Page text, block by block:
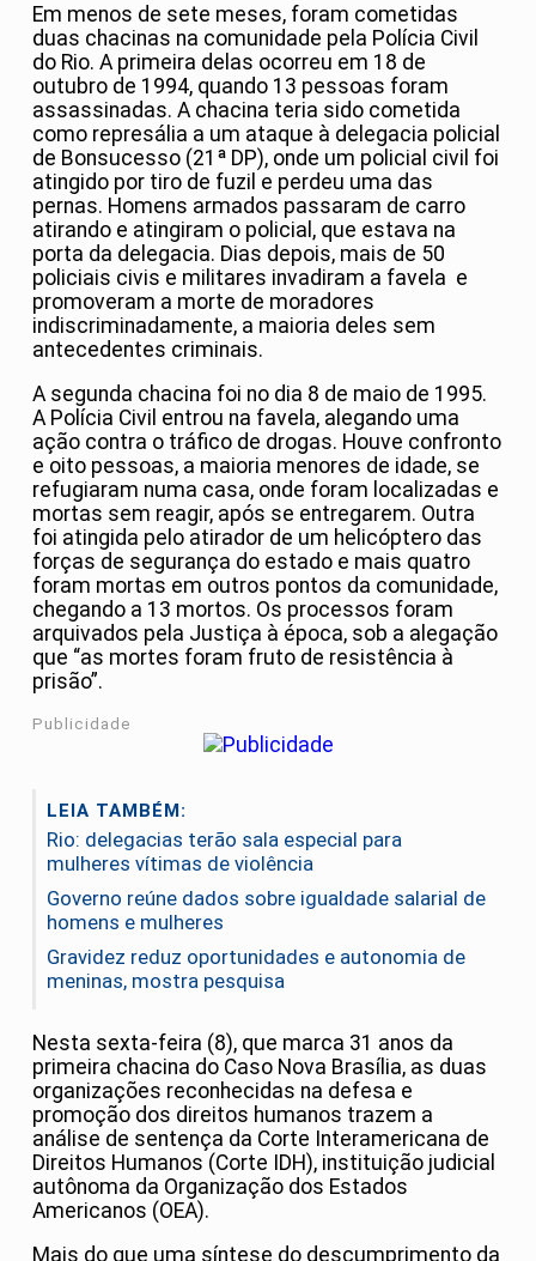
Em menos de sete meses, foram cometidas
duas chacinas na comunidade pela Polícia Civil
do Rio. A primeira delas ocorreu em 18 de
outubro de 1994, quando 13 pessoas foram
assassinadas. A chacina teria sido cometida
como represália a um ataque à delegacia policial
de Bonsucesso (21ª DP), onde um policial civil foi
atingido por tiro de fuzil e perdeu uma das
pernas. Homens armados passaram de carro
atirando e atingiram o policial, que estava na
porta da delegacia. Dias depois, mais de 50
policiais civis e militares invadiram a favela e
promoveram a morte de moradores
indiscriminadamente, a maioria deles sem
antecedentes criminais.
A segunda chacina foi no dia 8 de maio de 1995.
A Polícia Civil entrou na favela, alegando uma
ação contra o tráfico de drogas. Houve confronto
e oito pessoas, a maioria menores de idade, se
refugiaram numa casa, onde foram localizadas e
mortas sem reagir, após se entregarem. Outra
foi atingida pelo atirador de um helicóptero das
forças de segurança do estado e mais quatro
foram mortas em outros pontos da comunidade,
chegando a 13 mortos. Os processos foram
arquivados pela Justiça à época, sob a alegação
que “as mortes foram fruto de resistência à
prisão”.
Publicidade
LEIA TAMBÉM:
Rio: delegacias terão sala especial para
mulheres vítimas de violência
Governo reúne dados sobre igualdade salarial de
homens e mulheres
Gravidez reduz oportunidades e autonomia de
meninas, mostra pesquisa
Nesta sexta-feira (8), que marca 31 anos da
primeira chacina do Caso Nova Brasília, as duas
organizações reconhecidas na defesa e
promoção dos direitos humanos trazem a
análise de sentença da Corte Interamericana de
Direitos Humanos (Corte IDH), instituição judicial
autônoma da Organização dos Estados
Americanos (OEA).
Mais do que uma síntese do descumprimento da